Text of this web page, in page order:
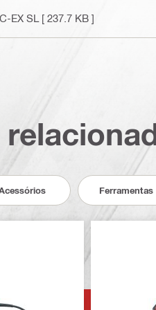
EX SL [ 237.7 KB ]
Ferramentas